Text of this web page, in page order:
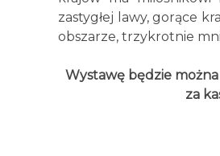
zastygłej lawy, gorące
obszarze, trzykrotnie
Wystawę będzie
za